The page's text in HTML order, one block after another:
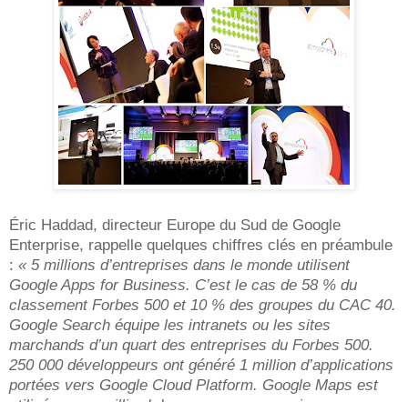
Éric Haddad, directeur Europe du Sud de Google
Enterprise, rappelle quelques chiffres clés en préambule
: « 5 millions d’entreprises dans le monde utilisent
Google Apps for Business. C’est le cas de 58 % du
classement Forbes 500 et 10 % des groupes du CAC 40.
Google Search équipe les intranets ou les sites
marchands d’un quart des entreprises du Forbes 500.
250 000 développeurs ont généré 1 million d’applications
portées vers Google Cloud Platform. Google Maps est